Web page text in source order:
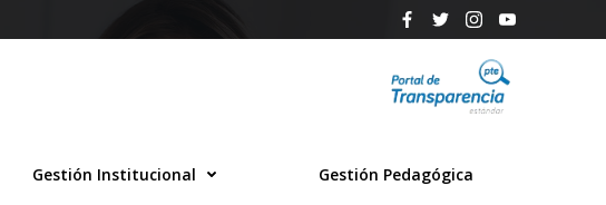
Gestión Institucional Gestión Pedagógica